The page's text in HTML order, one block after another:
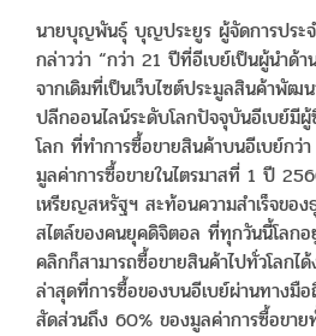
นายบุญพันธุ์ บุญประยูร ผู้จัดการประจ
กล่าวว่า “กว่า 21 ปีที่อีเบย์เป็นผู้นำด้
จากเดิมที่เป็นเว็บไซต์ประมูลสินค้าพั
ปลีกออนไลน์ระดับโลกปัจจุบันอีเบย์มี
โลก ที่ทำการซื้อขายสินค้าบนอีเบย์กว่
มูลค่าการซื้อขายในไตรมาสที่ 1 ปี
เหรียญสหรัฐฯ สะท้อนความสำเร็จขอ
สไตล์ของคนยุคดิจิตอล ที่ทุกวันนี้โลกอ
คลิกก็สามารถซื้อขายสินค้าไปทั่วโลกไ
ล่าสุดที่การซื้อของบนอีเบย์ผ่านทางมื
สัดส่วนถึง 60% ของมูลค่าการซื้อขาย